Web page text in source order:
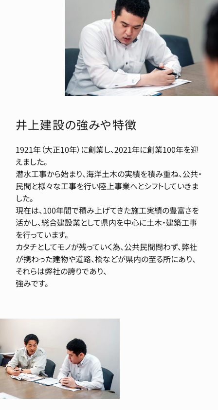
井上建設の強みや特徴
1921年（大正10年）に創業し、2021年に創業100年を迎
えました。
潜水工事から始まり、海洋土木の実績を積み重ね、公共・
民間と様々な工事を行い陸上事業へとシフトしていきま
した。
現在は、100年間で積み上げてきた施工実績の豊富さを
活かし、総合建設業として県内を中心に土木・建築工事
を行っています。
カタチとしてモノが残っていく為、公共民間問わず、弊社
が携わった建物や道路、橋などが県内の至る所にあり、
それらは弊社の誇りであり、
強みです。